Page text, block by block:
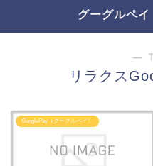
グーグルペ
―
リラクス
GooglePay（グーグルペイ）